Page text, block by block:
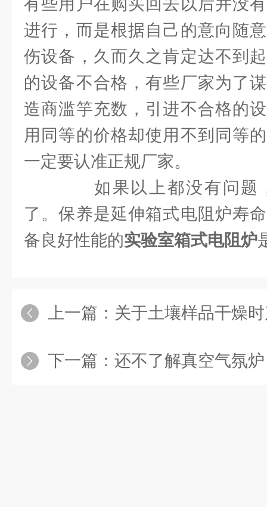
有些用户在购买回去以后并没
进行，而是根据自己的意向随
伤设备，久而久之肯定达不到
的设备不合格，有些厂家为了
造商滥竽充数，引进不合格的
用同等的价格却使用不到同等
一定要认准正规厂家。
如果以上都没有问题
了。保养是延伸箱式电阻炉寿
备良好性能的实验室箱式电阻炉
上一篇： 关于土壤样品干燥时产生的臭
下一篇： 还不了解真空气氛